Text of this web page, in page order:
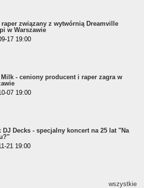
raper związany z wytwórnią Dreamville
w Warszawie
17 19:00
- ceniony producent i raper zagra w
07 19:00
DJ Decks - specjalny koncert na 25 lat "Na
21 19:00
wszystkie